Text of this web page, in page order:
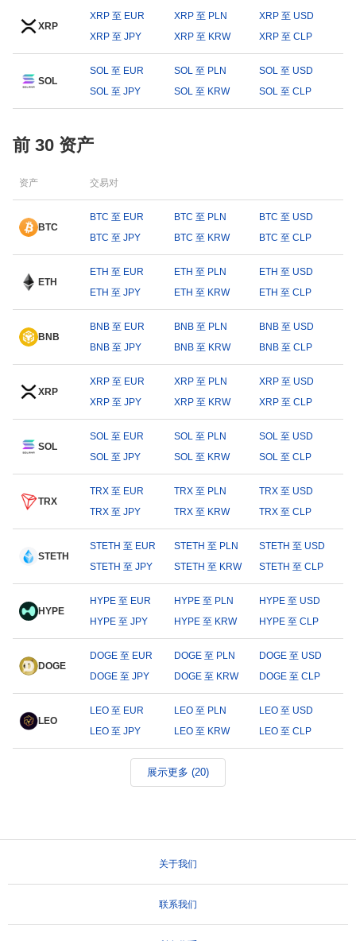
XRP
XRP 至 EUR XRP 至 PLN
XRP 至 USD
XRP 至 JPY
XRP 至 KRW XRP 至 CLP
SOL
SOL 至 EUR SOL 至 PLN
SOL 至 USD
SOL 至 JPY
SOL 至 KRW SOL 至 CLP
前 30 资产
资产 交易对
BTC
BTC 至 EUR BTC 至 PLN
BTC 至 USD
BTC 至 JPY
BTC 至 KRW BTC 至 CLP
ETH
ETH 至 EUR ETH 至 PLN
ETH 至 USD
ETH 至 JPY
ETH 至 KRW ETH 至 CLP
BNB
BNB 至 EUR BNB 至 PLN
BNB 至 USD
BNB 至 JPY
BNB 至 KRW BNB 至 CLP
XRP
XRP 至 EUR XRP 至 PLN
XRP 至 USD
XRP 至 JPY
XRP 至 KRW XRP 至 CLP
SOL
SOL 至 EUR SOL 至 PLN
SOL 至 USD
SOL 至 JPY
SOL 至 KRW SOL 至 CLP
TRX
TRX 至 EUR TRX 至 PLN
TRX 至 USD
TRX 至 JPY
TRX 至 KRW TRX 至 CLP
STETH
STETH 至 EUR STETH 至 PLN
STETH 至 USD
STETH 至 JPY
STETH 至 KRW STETH 至 CLP
HYPE
HYPE 至 EUR HYPE 至 PLN
HYPE 至 USD
HYPE 至 JPY
HYPE 至 KRW HYPE 至 CLP
DOGE
DOGE 至 EUR DOGE 至 PLN
DOGE 至 USD
DOGE 至 JPY
DOGE 至 KRW DOGE 至 CLP
LEO
LEO 至 EUR LEO 至 PLN
LEO 至 USD
LEO 至 JPY
LEO 至 KRW LEO 至 CLP
展示更多 (20)
关于我们
联系我们